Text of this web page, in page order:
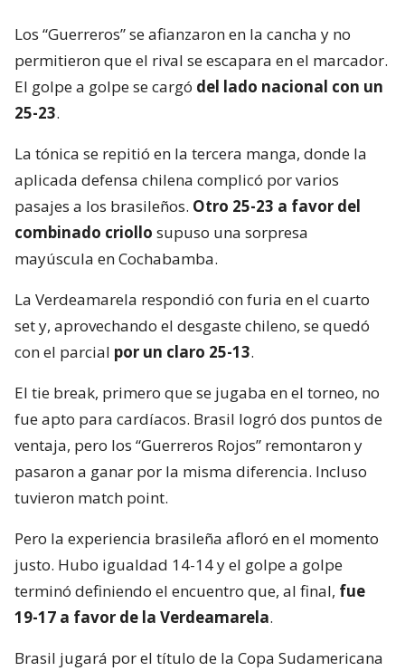
Los “Guerreros” se afianzaron en la cancha y no
permitieron que el rival se escapara en el marcador.
El golpe a golpe se cargó del lado nacional con un
25-23.
La tónica se repitió en la tercera manga, donde la
aplicada defensa chilena complicó por varios
pasajes a los brasileños. Otro 25-23 a favor del
combinado criollo supuso una sorpresa
mayúscula en Cochabamba.
La Verdeamarela respondió con furia en el cuarto
set y, aprovechando el desgaste chileno, se quedó
con el parcial por un claro 25-13.
El tie break, primero que se jugaba en el torneo, no
fue apto para cardíacos. Brasil logró dos puntos de
ventaja, pero los “Guerreros Rojos” remontaron y
pasaron a ganar por la misma diferencia. Incluso
tuvieron match point.
Pero la experiencia brasileña afloró en el momento
justo. Hubo igualdad 14-14 y el golpe a golpe
terminó definiendo el encuentro que, al final, fue
19-17 a favor de la Verdeamarela.
Brasil jugará por el título de la Copa Sudamericana